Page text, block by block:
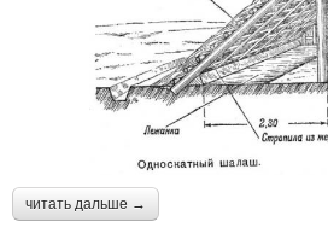
читать дальше →